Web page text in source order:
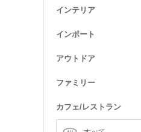
インテリア
インポート
アウトドア
ファミリー
カフェ/レストラン